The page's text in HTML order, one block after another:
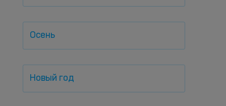
Осень
Новый год